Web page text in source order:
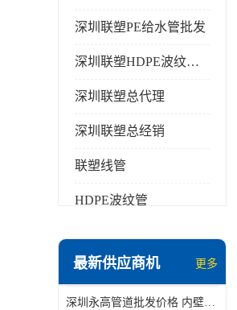
深圳联塑PE给水管批发
深圳联塑HDPE波纹管批发
深圳联塑总代理
深圳联塑总经销
联塑线管
HDPE波纹管
最新供应商机 更多
深圳永高管道批发价格 内壁光滑 抗震性能好